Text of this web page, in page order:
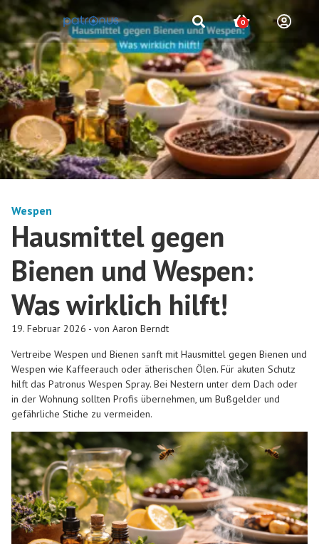
0
Wespen
Hausmittel gegen
Bienen und Wespen:
Was wirklich hilft!
19. Februar 2026 - von Aaron Berndt
Vertreibe Wespen und Bienen sanft mit Hausmittel gegen Bienen und
Wespen wie Kaffeerauch oder ätherischen Ölen. Für akuten Schutz
hilft das Patronus Wespen Spray. Bei Nestern unter dem Dach oder
in der Wohnung sollten Profis übernehmen, um Bußgelder und
gefährliche Stiche zu vermeiden.